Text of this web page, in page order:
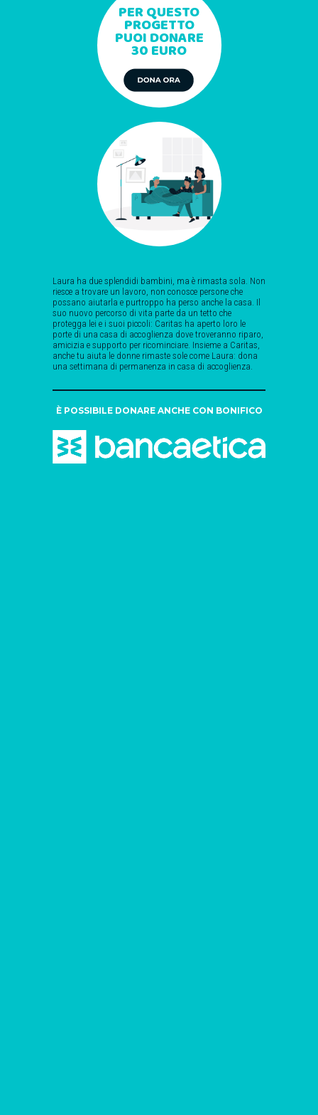
PER QUESTO
PROGETTO
PUOI DONARE
30 EURO
Laura ha due splendidi bambini, ma è rimasta sola. Non
riesce a trovare un lavoro, non conosce persone che
possano aiutarla e purtroppo ha perso anche la casa. Il
suo nuovo percorso di vita parte da un tetto che
protegga lei e i suoi piccoli: Caritas ha aperto loro le
porte di una casa di accoglienza dove troveranno riparo,
amicizia e supporto per ricominciare. Insieme a Caritas,
anche tu aiuta le donne rimaste sole come Laura: dona
una settimana di permanenza in casa di accoglienza.
È POSSIBILE DONARE ANCHE CON BONIFICO